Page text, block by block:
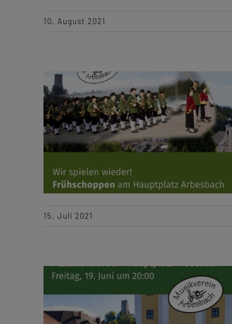
10. August 2021
15. Juli 2021